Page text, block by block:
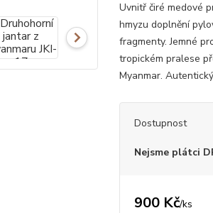
Uvnitř čiré medové
hmyzu doplnění
fragmenty. Jemné
tropickém pralese
Myanmar.
Dostupnost
Nejsme plátci
900 Kč/ks